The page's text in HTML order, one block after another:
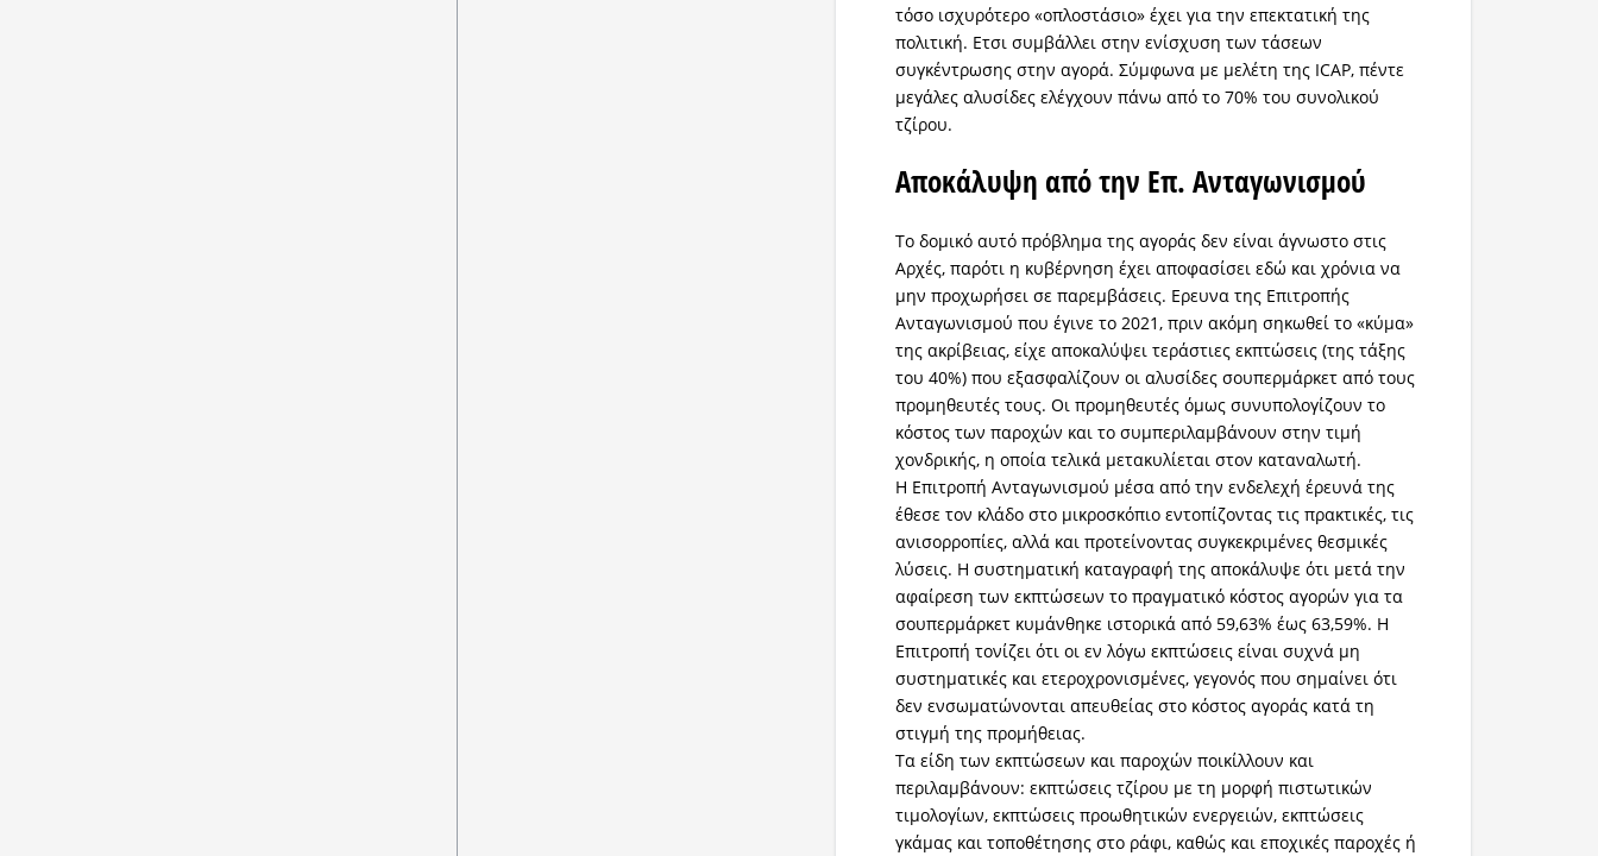
τόσο ισχυρότερο «οπλοστάσιο» έχει για την επεκτατική της
πολιτική. Ετσι συμβάλλει στην ενίσχυση των τάσεων
συγκέντρωσης στην αγορά. Σύμφωνα με μελέτη της ICAP, πέντε
μεγάλες αλυσίδες ελέγχουν πάνω από το 70% του συνολικού
τζίρου.
Αποκάλυψη από την Επ. Ανταγωνισμού
Το δομικό αυτό πρόβλημα της αγοράς δεν είναι άγνωστο στις
Αρχές, παρότι η κυβέρνηση έχει αποφασίσει εδώ και χρόνια να
μην προχωρήσει σε παρεμβάσεις. Ερευνα της Επιτροπής
Ανταγωνισμού που έγινε το 2021, πριν ακόμη σηκωθεί το «κύμα»
της ακρίβειας, είχε αποκαλύψει τεράστιες εκπτώσεις (της τάξης
του 40%) που εξασφαλίζουν οι αλυσίδες σουπερμάρκετ από τους
προμηθευτές τους. Οι προμηθευτές όμως συνυπολογίζουν το
κόστος των παροχών και το συμπεριλαμβάνουν στην τιμή
χονδρικής, η οποία τελικά μετακυλίεται στον καταναλωτή.
Η Επιτροπή Ανταγωνισμού μέσα από την ενδελεχή έρευνά της
έθεσε τον κλάδο στο μικροσκόπιο εντοπίζοντας τις πρακτικές, τις
ανισορροπίες, αλλά και προτείνοντας συγκεκριμένες θεσμικές
λύσεις. Η συστηματική καταγραφή της αποκάλυψε ότι μετά την
αφαίρεση των εκπτώσεων το πραγματικό κόστος αγορών για τα
σουπερμάρκετ κυμάνθηκε ιστορικά από 59,63% έως 63,59%. Η
Επιτροπή τονίζει ότι οι εν λόγω εκπτώσεις είναι συχνά μη
συστηματικές και ετεροχρονισμένες, γεγονός που σημαίνει ότι
δεν ενσωματώνονται απευθείας στο κόστος αγοράς κατά τη
στιγμή της προμήθειας.
Τα είδη των εκπτώσεων και παροχών ποικίλλουν και
περιλαμβάνουν: εκπτώσεις τζίρου με τη μορφή πιστωτικών
τιμολογίων, εκπτώσεις προωθητικών ενεργειών, εκπτώσεις
γκάμας και τοποθέτησης στο ράφι, καθώς και εποχικές παροχές ή